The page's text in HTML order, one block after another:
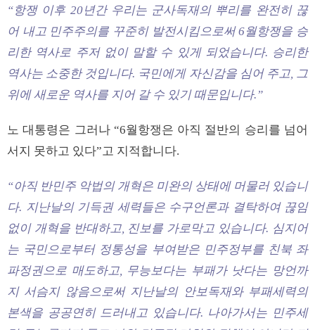
“항쟁 이후 20년간 우리는 군사독재의 뿌리를 완전히 끊
어 내고 민주주의를 꾸준히 발전시킴으로써 6월항쟁을 승
리한 역사로 주저 없이 말할 수 있게 되었습니다. 승리한
역사는 소중한 것입니다. 국민에게 자신감을 심어 주고, 그
위에 새로운 역사를 지어 갈 수 있기 때문입니다.”
노 대통령은 그러나 “6월항쟁은 아직 절반의 승리를 넘어
서지 못하고 있다”고 지적합니다.
“아직 반민주 악법의 개혁은 미완의 상태에 머물러 있습니
다. 지난날의 기득권 세력들은 수구언론과 결탁하여 끊임
없이 개혁을 반대하고, 진보를 가로막고 있습니다. 심지어
는 국민으로부터 정통성을 부여받은 민주정부를 친북 좌
파정권으로 매도하고, 무능보다는 부패가 낫다는 망언까
지 서슴지 않음으로써 지난날의 안보독재와 부패세력의
본색을 공공연히 드러내고 있습니다. 나아가서는 민주세